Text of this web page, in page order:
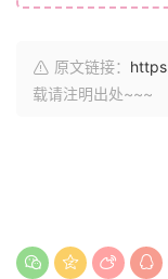
原文链接：
载请注明出处~~~